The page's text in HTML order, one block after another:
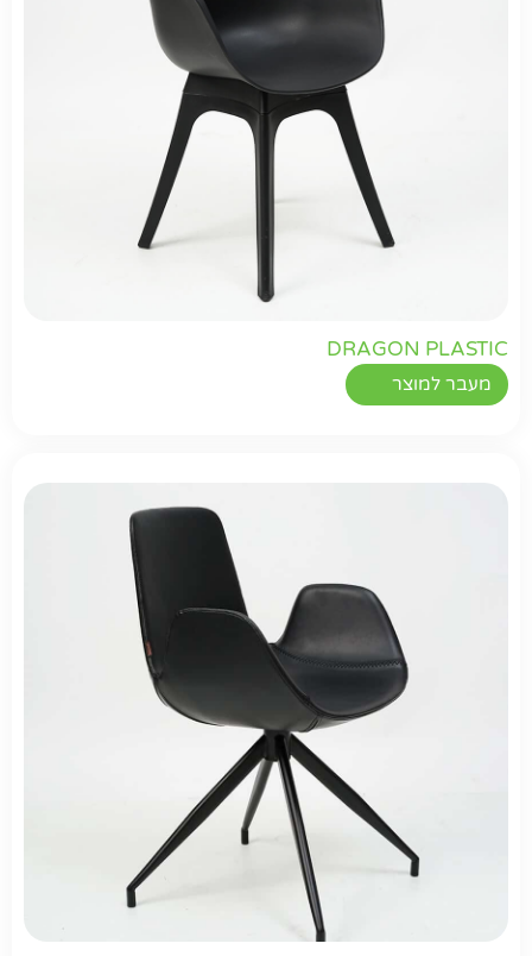
חפשו באתר
DRAGON PLASTIC
מעבר למוצר